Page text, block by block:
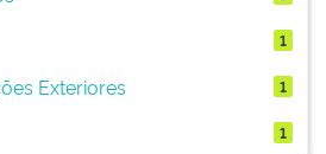
1
Exteriores 1
1